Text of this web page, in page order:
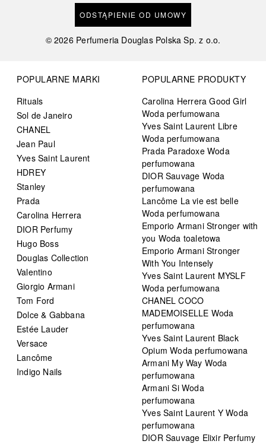
ODSTĄPIENIE OD UMOWY
©2026 Perfumeria Douglas Polska Sp. z o.o.
POPULARNE MARKI
Rituals
Sol de Janeiro
CHANEL
Jean Paul
Yves Saint Laurent
HDREY
Stanley
Prada
Carolina Herrera
DIOR Perfumy
Hugo Boss
Douglas Collection
Valentino
Giorgio Armani
Tom Ford
Dolce & Gabbana
Estée Lauder
Versace
Lancôme
Indigo Nails
POPULARNE PRODUKTY
Carolina Herrera Good Girl
Woda perfumowana
Yves Saint Laurent Libre
Woda perfumowana
Prada Paradoxe Woda
perfumowana
DIOR Sauvage Woda
perfumowana
Lancôme La vie est belle
Woda perfumowana
Emporio Armani Stronger with
you Woda toaletowa
Emporio Armani Stronger
With You Intensely
Yves Saint Laurent MYSLF
Woda perfumowana
CHANEL COCO
MADEMOISELLE Woda
perfumowana
Yves Saint Laurent Black
Opium Woda perfumowana
Armani My Way Woda
perfumowana
Armani Si Woda
perfumowana
Yves Saint Laurent Y Woda
perfumowana
DIOR Sauvage Elixir Perfumy